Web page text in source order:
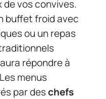
vos convives.
buffet froid avec
ou un repas
répondre à
menus
par deschefs